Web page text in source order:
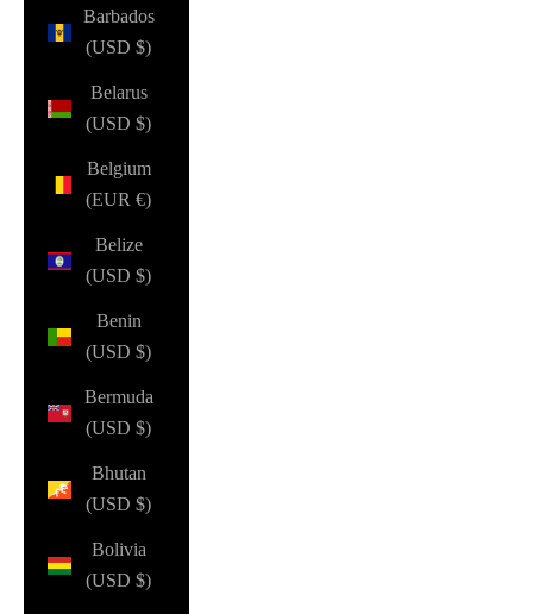
Barbados
(USD $)
Belarus
(USD $)
Belgium
(EUR €)
Belize
(USD $)
Benin
(USD $)
Bermuda
(USD $)
Bhutan
(USD $)
Bolivia
(USD $)